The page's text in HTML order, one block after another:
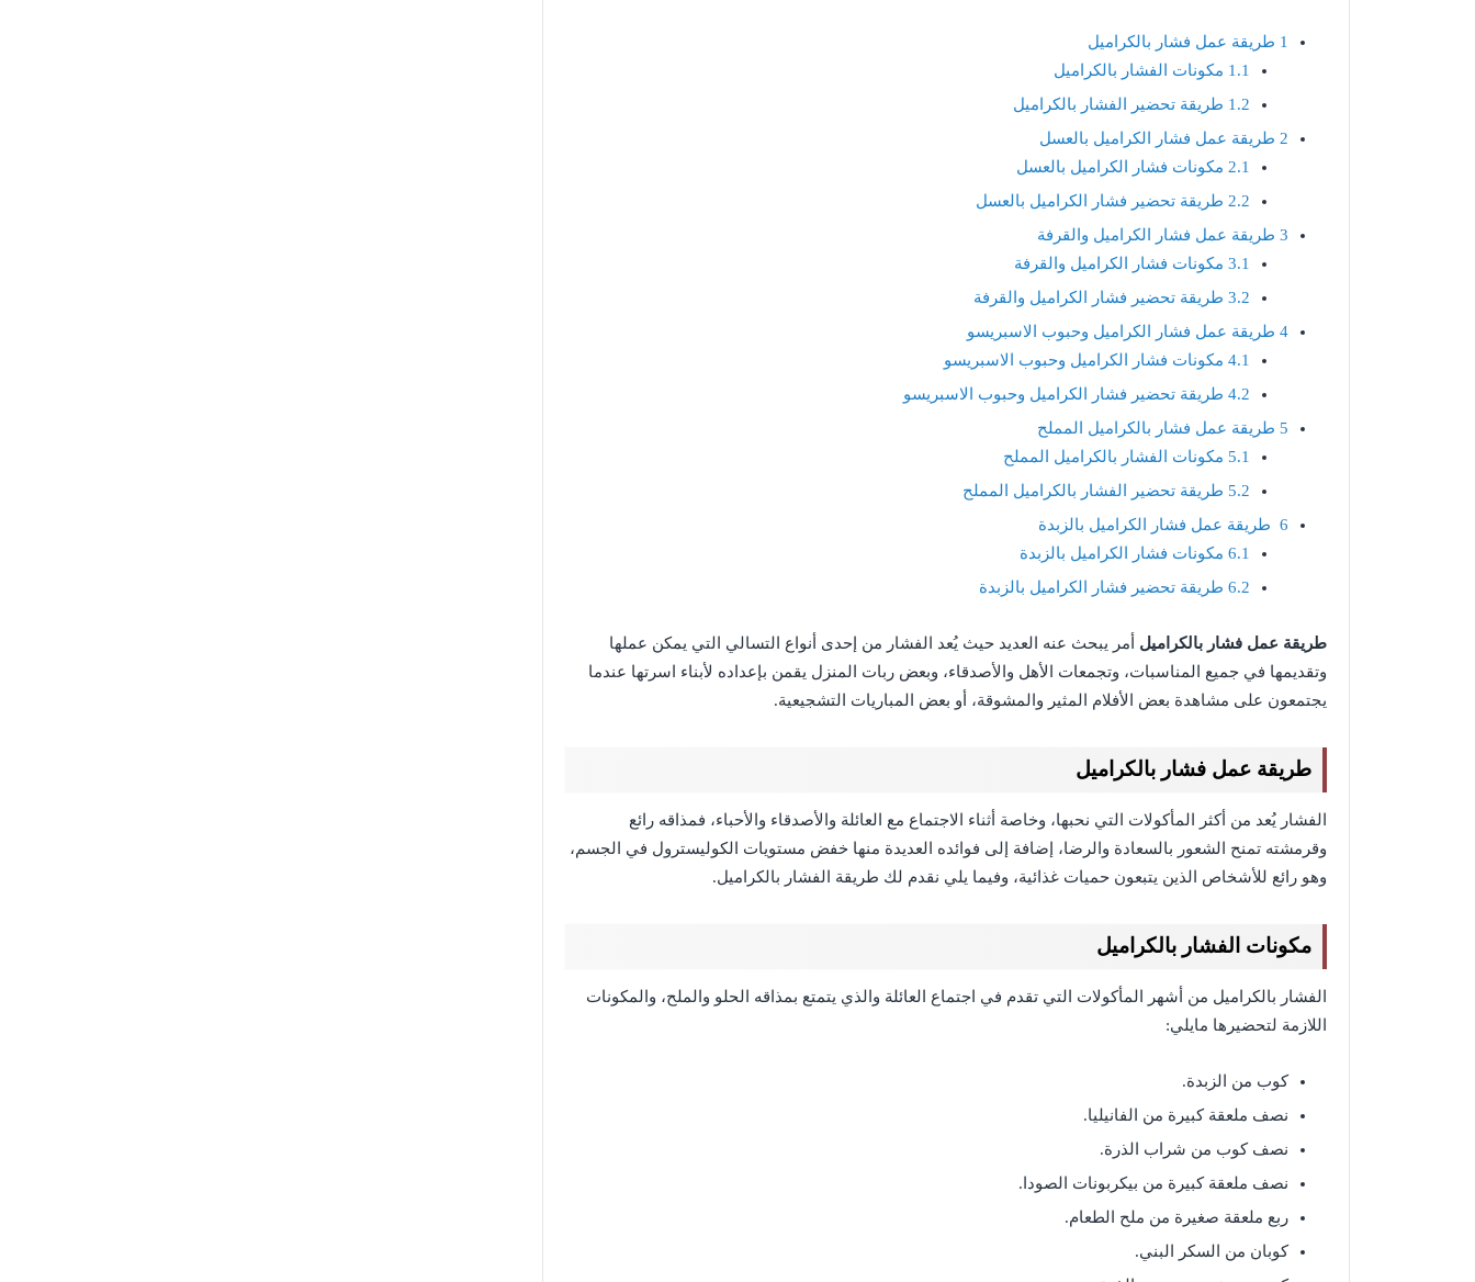
1 طريقة عمل فشار بالكراميل
1.1 مكونات الفشار بالكراميل
1.2 طريقة تحضير الفشار بالكراميل
2 طريقة عمل فشار الكراميل بالعسل
2.1 مكونات فشار الكراميل بالعسل
2.2 طريقة تحضير فشار الكراميل بالعسل
3 طريقة عمل فشار الكراميل والقرفة
3.1 مكونات فشار الكراميل والقرفة
3.2 طريقة تحضير فشار الكراميل والقرفة
4 طريقة عمل فشار الكراميل وحبوب الاسبريسو
4.1 مكونات فشار الكراميل وحبوب الاسبريسو
4.2 طريقة تحضير فشار الكراميل وحبوب الاسبريسو
5 طريقة عمل فشار بالكراميل المملح
5.1 مكونات الفشار بالكراميل المملح
5.2 طريقة تحضير الفشار بالكراميل المملح
6 طريقة عمل فشار الكراميل بالزبدة
6.1 مكونات فشار الكراميل بالزبدة
6.2 طريقة تحضير فشار الكراميل بالزبدة
طريقة عمل فشار بالكراميل
أمر يبحث عنه العديد حيث يُعد الفشار من إحدى أنواع التسالي التي يمكن عملها
وتقديمها في جميع المناسبات، وتجمعات الأهل والأصدقاء، وبعض ربات المنزل يقمن بإعداده لأبناء اسرتها عندما
يجتمعون على مشاهدة بعض الأفلام المثير والمشوقة، أو بعض المباريات التشجيعية.
طريقة عمل فشار بالكراميل
الفشار يُعد من أكثر المأكولات التي نحبها، وخاصة أثناء الاجتماع مع العائلة والأصدقاء والأحباء، فمذاقه رائع
وقرمشته تمنح الشعور بالسعادة والرضا، إضافة إلى فوائده العديدة منها خفض مستويات الكوليسترول في الجسم،
وهو رائع للأشخاص الذين يتبعون حميات غذائية، وفيما يلي نقدم لك طريقة الفشار بالكراميل.
مكونات الفشار بالكراميل
الفشار بالكراميل من أشهر المأكولات التي تقدم في اجتماع العائلة والذي يتمتع بمذاقه الحلو والملح، والمكونات
اللازمة لتحضيرها مايلي:
كوب من الزبدة.
نصف ملعقة كبيرة من الفانيليا.
نصف كوب من شراب الذرة.
نصف ملعقة كبيرة من بيكربونات الصودا.
ربع ملعقة صغيرة من ملح الطعام.
كوبان من السكر البني.